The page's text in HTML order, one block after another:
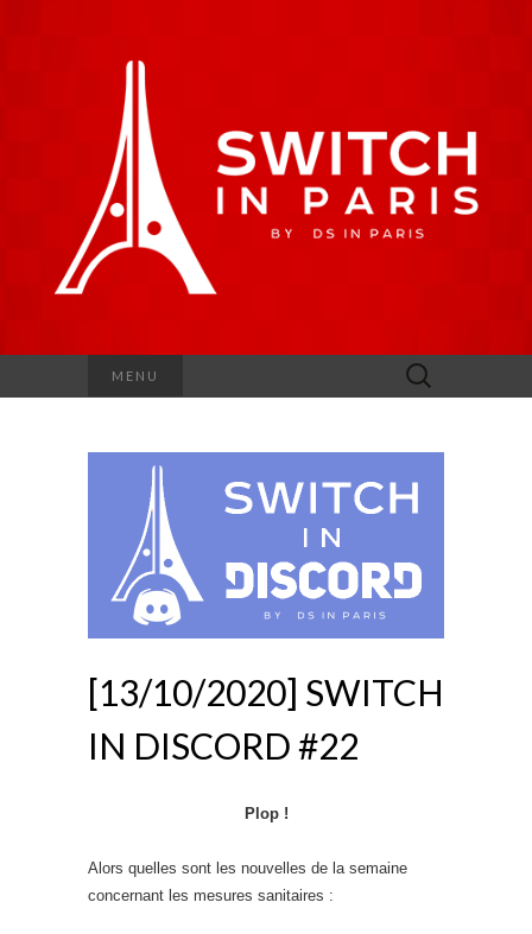
MENU Rechercher :
[13/10/2020] SWITCH
IN DISCORD #22
Plop !
Alors quelles sont les nouvelles de la semaine
concernant les mesures sanitaires :